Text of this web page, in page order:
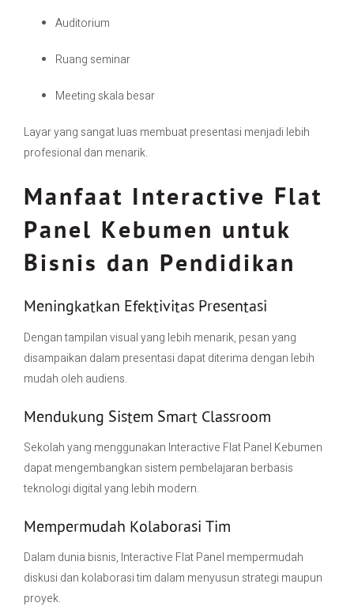
Auditorium
Ruang seminar
Meeting skala besar
Layar yang sangat luas membuat presentasi menjadi lebih
profesional dan menarik.
Manfaat Interactive Flat
Panel Kebumen untuk
Bisnis dan Pendidikan
Meningkatkan Efektivitas Presentasi
Dengan tampilan visual yang lebih menarik, pesan yang
disampaikan dalam presentasi dapat diterima dengan lebih
mudah oleh audiens.
Mendukung Sistem Smart Classroom
Sekolah yang menggunakan Interactive Flat Panel Kebumen
dapat mengembangkan sistem pembelajaran berbasis
teknologi digital yang lebih modern.
Mempermudah Kolaborasi Tim
Dalam dunia bisnis, Interactive Flat Panel mempermudah
diskusi dan kolaborasi tim dalam menyusun strategi maupun
proyek.